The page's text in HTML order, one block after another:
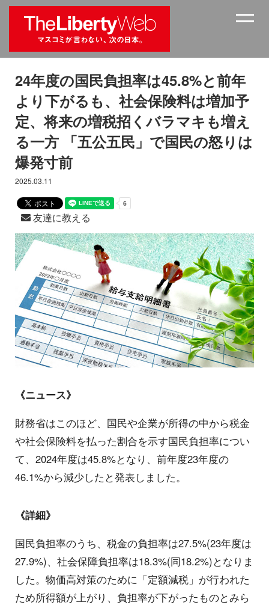
24年度の国民負担率は45.8%と前年
より下がるも、社会保険料は増加予
定、将来の増税招くバラマキも増え
る一方 「五公五民」で国民の怒りは
爆発寸前
2025.03.11
友達に教える
《ニュース》
財務省はこのほど、国民や企業が所得の中から税金
や社会保険料を払った割合を示す国民負担率につい
て、2024年度は45.8%となり、前年度23年度の
46.1%から減少したと発表しました。
《詳細》
国民負担率のうち、税金の負担率は27.5%(23年度は
27.9%)、社会保障負担率は18.3%(同18.2%)となりま
した。物価高対策のために「定額減税」が行われた
ため所得額が上がり、負担率が下がったものとみら